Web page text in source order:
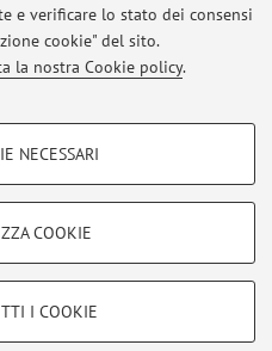
e verificare lo stato dei consensi
cookie" del sito.
la nostra Cookie policy.
NECESSARI
COOKIE
I COOKIE
presenti avvisi.
i contenuti del sito.
- Partita IVA: 01131710376